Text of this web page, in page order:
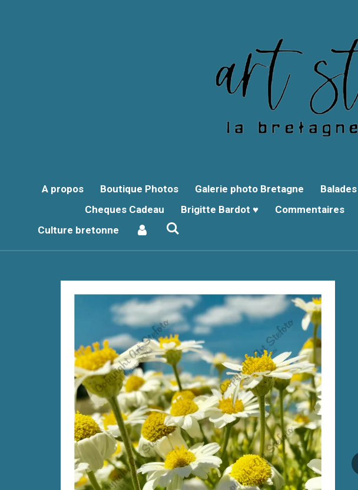
A propos Boutique Photos Galerie photo Bretagne
Cheques Cadeau
Brigitte Bardot ♥ Commentaires
Culture bretonne